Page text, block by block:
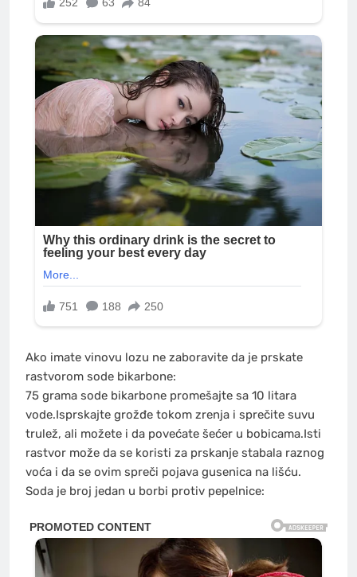
Ako imate vinovu lozu ne zaboravite da je prskate
rastvorom sode bikarbone:
75 grama sode bikarbone promešajte sa 10 litara
vode.Isprskajte grožđe tokom zrenja i sprečite suvu
trulež, ali možete i da povećate šećer u bobicama.Isti
rastvor može da se koristi za prskanje stabala raznog
voća i da se ovim spreči pojava gusenica na lišću.
Soda je broj jedan u borbi protiv pepelnice: